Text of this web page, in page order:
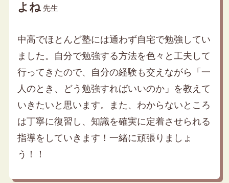
よね 先生
中高でほとんど塾には通わず自宅で勉強してい
ました。自分で勉強する方法を色々と工夫して
行ってきたので、自分の経験も交えながら「一
人のとき、どう勉強すればいいのか」を教えて
いきたいと思います。また、わからないところ
は丁寧に復習し、知識を確実に定着させられる
指導をしていきます！一緒に頑張りましょ
う！！